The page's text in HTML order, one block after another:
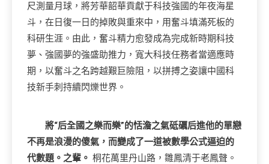
尺測量月球，將芳華韶華貢獻于科技強國的年夜海星
斗，在日復一日的掉敗與重來中，用奮斗填滿死板的
科研生涯。由此，奮斗精力愈發成為完成新時期科技
夢、強國夢的強盛助推力，寬大科技任務者當適應時
期，以奮斗之名跨越艱巨險阻，以拼搏之姿讓中國科
技新手刺持續閃爍世界。
將“后全國之樂而樂”的恬澹之氣砥礪后進他的單戀
不再是浪漫的傻氣，而變成了一道被數學公式逼迫的
代數題。之輩。 桐花萬里丹山路，雛鳳清于老鳳聲。